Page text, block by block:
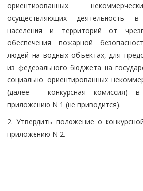
ориентированных
осуществляющих деятельность
населения и территорий от
обеспечения пожарной
людей на водных объектах, для
из федерального бюджета на
социально ориентированных
(далее - конкурсная комиссия) в
приложению N 1 (не приводится).
2. Утвердить положение о
приложению N 2.